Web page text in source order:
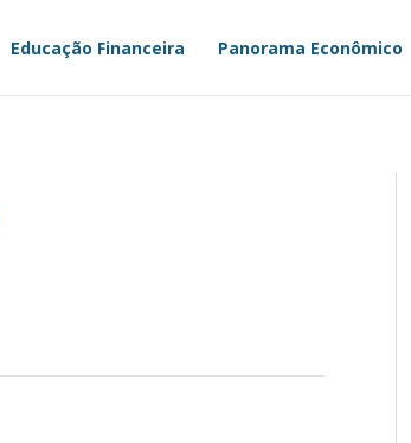
Educação Financeira Panorama Econômico